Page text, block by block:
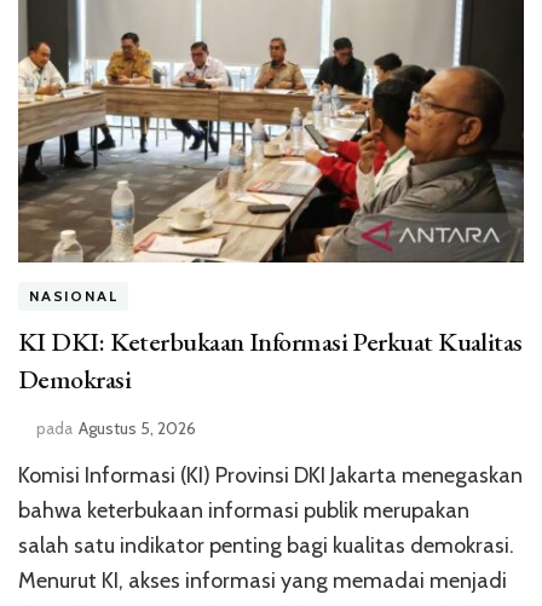
NASIONAL
KI DKI: Keterbukaan Informasi Perkuat Kualitas
Demokrasi
pada Agustus 5, 2026
Komisi Informasi (KI) Provinsi DKI Jakarta menegaskan
bahwa keterbukaan informasi publik merupakan
salah satu indikator penting bagi kualitas demokrasi.
Menurut KI, akses informasi yang memadai menjadi